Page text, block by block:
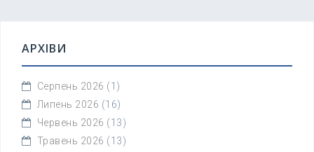
АРХІВИ
Серпень 2026 (1)
Липень 2026 (16)
Червень 2026 (13)
Травень 2026 (13)